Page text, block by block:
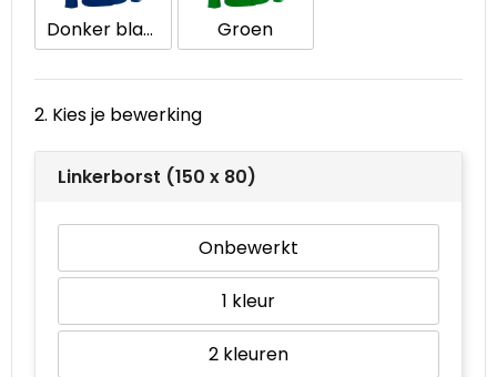
Strandtassen
Toilettassen
Waterbestendige tassen
VINGA
Xoopar
Donker blauw Groen
2. Kies je bewerking
Linkerborst (150 x 80)
Onbewerkt
1
2